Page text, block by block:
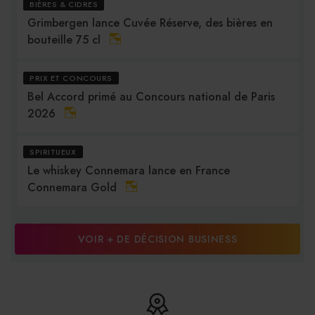
BIÈRES & CIDRES
Grimbergen lance Cuvée Réserve, des bières en
bouteille 75 cl
PRIX ET CONCOURS
Bel Accord primé au Concours national de Paris
2026
SPIRITUEUX
Le whiskey Connemara lance en France
Connemara Gold
VOIR + DE DÉCISION BUSINESS